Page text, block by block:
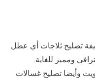
تصليح ثلاجات أي عطل
ومميز للغاية.
وأيضا تصليح غسالات